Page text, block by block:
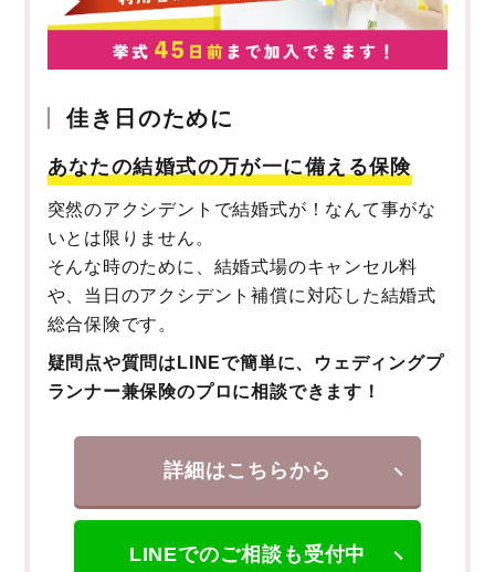
佳き日のために
あなたの結婚式の万が一に備える保険
突然のアクシデントで結婚式が！なんて事がな
いとは限りません。
そんな時のために、結婚式場のキャンセル料
や、当日のアクシデント補償に対応した結婚式
総合保険です。
疑問点や質問はLINEで簡単に、ウェディングプ
ランナー兼保険のプロに相談できます！
詳細はこちらから
LINEでのご相談も受付中